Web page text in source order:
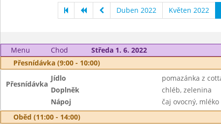
Duben 2022 Květen 2022
Menu Chod
Středa 1. 6. 2022
Přesnídávka (9:00 - 10:00)
Přesnídávka
Jídlo
pomazánka z
Doplněk
chléb, zelenina
Nápoj
čaj ovocný, mléko
Oběd (11:00 - 14:00)